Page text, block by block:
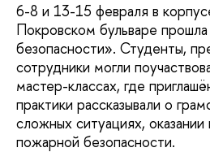
6-8 и 13-15 февраля в
Покровском бульваре
безопасности». Студенты,
сотрудники могли
мастер-классах, где
практики рассказывали о
сложных ситуациях,
пожарной безопасности.